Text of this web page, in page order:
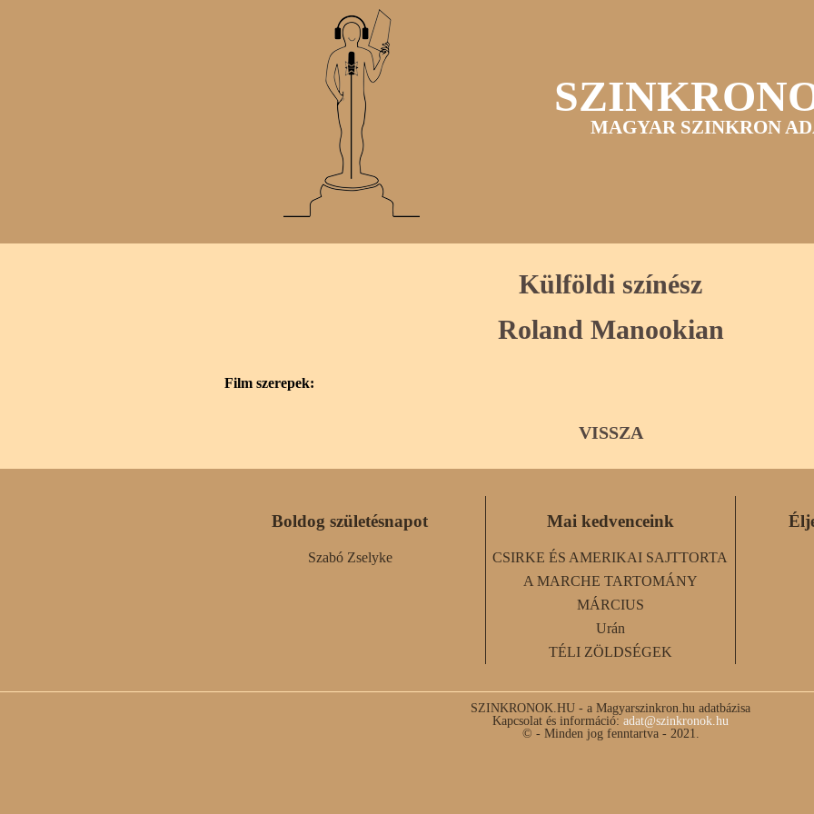
MAGYAR SZINKRON
Külföldi színész
Roland Manookian
Film szerepek:
VISSZA
Boldog születésnapot
Szabó Zselyke
Mai kedvenceink
CSIRKE ÉS AMERIKAI SAJTTORTA
A MARCHE TARTOMÁNY
MÁRCIUS
Urán
TÉLI ZÖLDSÉGEK
SZINKRONOK.HU - a Magyarszinkron.hu adatbázisa
Kapcsolat és információ: adat@szinkronok.hu
© - Minden jog fenntartva - 2021.